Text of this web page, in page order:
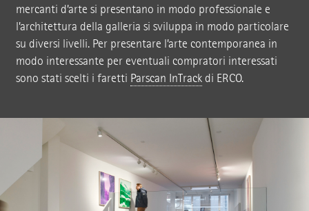
mercanti d’arte si presentano in modo professionale e
l’architettura della galleria si sviluppa in modo particolare
su diversi livelli. Per presentare l’arte contemporanea in
modo interessante per eventuali compratori interessati
sono stati scelti i faretti Parscan InTrackdi ERCO.